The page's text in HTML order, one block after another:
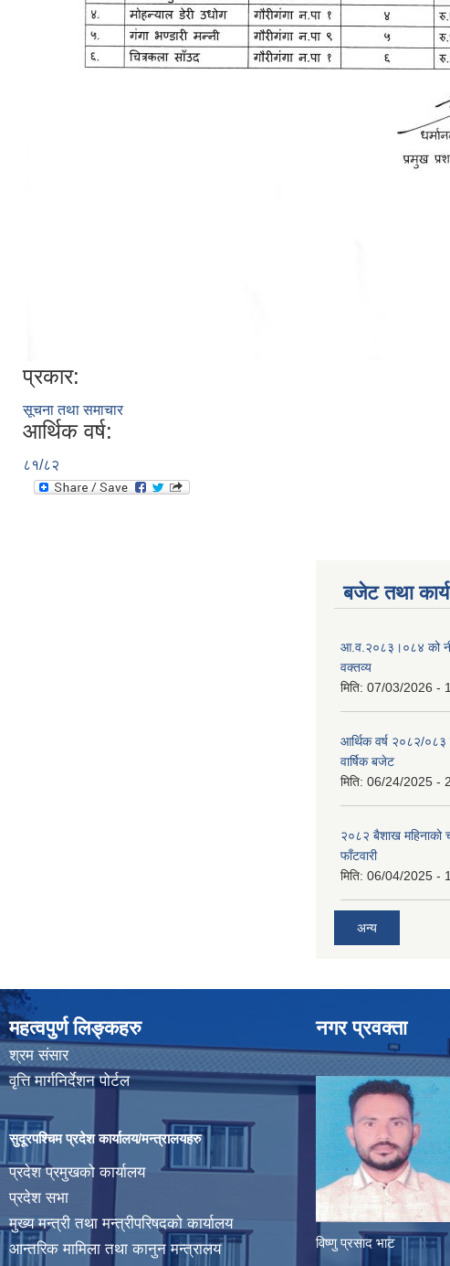
प्रकार:
सूचना तथा समाचार
आर्थिक वर्ष:
८१/८२
बजेट तथा
आ.व.२०८३।०८४ को
वक्तव्य
मिति: 07/03/2026 -
आर्थिक वर्ष २०८२/०८३
वार्षिक बजेट
मिति: 06/24/2025 -
२०८२ बैशाख महिनाको
फाँटवारी
मिति: 06/04/2025 -
अन्य
महत्वपुर्ण लिङ्कहरु
श्रम संसार
वृत्ति मार्गनिर्देशन पोर्टल
सुदूरपश्चिम प्रदेश कार्यालय/मन्त्रालयहरु
प्रदेश प्रमुखको कार्यालय
प्रदेश सभा
मुख्य मन्त्री तथा मन्त्रीपरिषदको कार्यालय
आन्तरिक मामिला तथा कानुन मन्त्रालय
नगर प्रवक्ता
विष्णु प्रसाद भाट